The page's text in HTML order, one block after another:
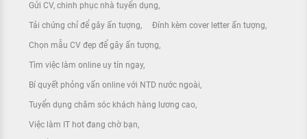
Gửi CV, chinh phục nhà tuyển dụng
Tải chứng chỉ để gây ấn tượng Đính kèm cover letter ấn tượng
Chọn mẫu CV đẹp để gây ấn tượng
Tìm việc làm online uy tín ngay
Bí quyết phỏng vấn online với NTD nước ngoài
Tuyển dụng chăm sóc khách hàng lương cao
Việc làm IT hot đang chờ bạn